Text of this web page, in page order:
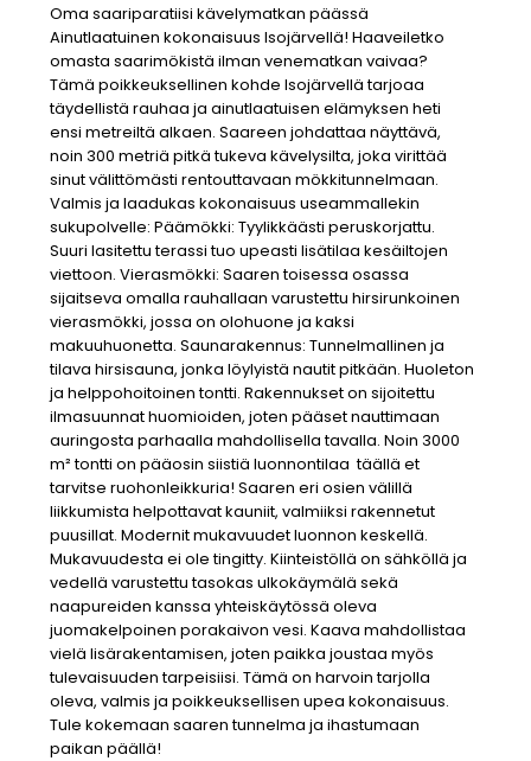
Oma saariparatiisi kävelymatkan päässä 
Ainutlaatuinen kokonaisuus Isojärvellä! Haaveiletko
omasta saarimökistä ilman venematkan vaivaa?
Tämä poikkeuksellinen kohde Isojärvellä tarjoaa
täydellistä rauhaa ja ainutlaatuisen elämyksen heti
ensi metreiltä alkaen. Saareen johdattaa näyttävä,
noin 300 metriä pitkä tukeva kävelysilta, joka virittää
sinut välittömästi rentouttavaan mökkitunnelmaan.
Valmis ja laadukas kokonaisuus useammallekin
sukupolvelle: Päämökki: Tyylikkäästi peruskorjattu.
Suuri lasitettu terassi tuo upeasti lisätilaa kesäiltojen
viettoon. Vierasmökki: Saaren toisessa osassa
sijaitseva omalla rauhallaan varustettu hirsirunkoinen
vierasmökki, jossa on olohuone ja kaksi
makuuhuonetta. Saunarakennus: Tunnelmallinen ja
tilava hirsisauna, jonka löylyistä nautit pitkään. Huoleton
ja helppohoitoinen tontti. Rakennukset on sijoitettu
ilmasuunnat huomioiden, joten pääset nauttimaan
auringosta parhaalla mahdollisella tavalla. Noin 3000
m² tontti on pääosin siistiä luonnontilaa  täällä et
tarvitse ruohonleikkuria! Saaren eri osien välillä
liikkumista helpottavat kauniit, valmiiksi rakennetut
puusillat. Modernit mukavuudet luonnon keskellä.
Mukavuudesta ei ole tingitty. Kiinteistöllä on sähköllä ja
vedellä varustettu tasokas ulkokäymälä sekä
naapureiden kanssa yhteiskäytössä oleva
juomakelpoinen porakaivon vesi. Kaava mahdollistaa
vielä lisärakentamisen, joten paikka joustaa myös
tulevaisuuden tarpeisiisi. Tämä on harvoin tarjolla
oleva, valmis ja poikkeuksellisen upea kokonaisuus.
Tule kokemaan saaren tunnelma ja ihastumaan
paikan päällä!